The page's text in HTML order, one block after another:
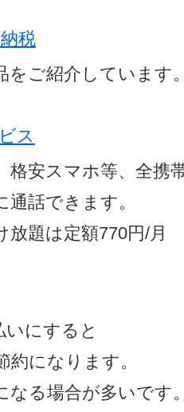
税
をご紹介しています
ス
格安スマホ等、全携
通話できます。
放題は定額770円/月
いにすると
約になります。
なる場合が多いです